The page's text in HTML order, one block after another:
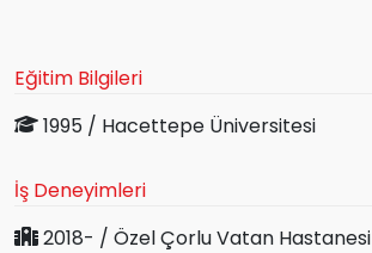
Eğitim Bilgileri
1995 / Hacettepe Üniversitesi
İş Deneyimleri
2018- / Özel Çorlu Vatan Hastanesi